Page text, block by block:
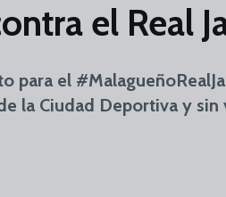
el Real
para el
la Ciudad Deportiva y